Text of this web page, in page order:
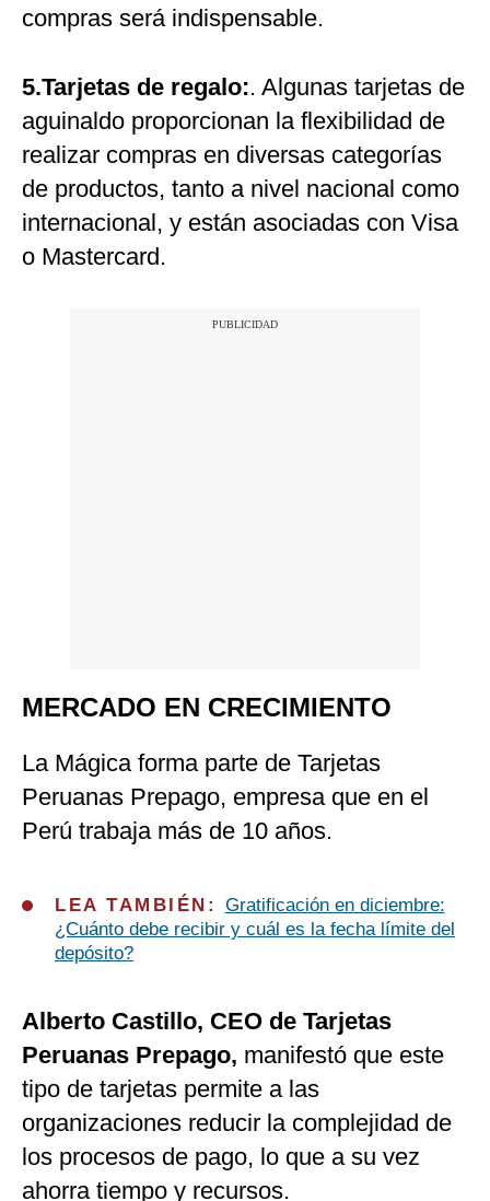
compras será indispensable.
5.Tarjetas de regalo:. Algunas tarjetas de
aguinaldo proporcionan la flexibilidad de
realizar compras en diversas categorías
de productos, tanto a nivel nacional como
internacional, y están asociadas con Visa
o Mastercard.
MERCADO EN CRECIMIENTO
La Mágica forma parte de Tarjetas
Peruanas Prepago, empresa que en el
Perú trabaja más de 10 años.
LEA TAMBIÉN: Gratificación en diciembre:
¿Cuánto debe recibir y cuál es la fecha límite del
depósito?
Alberto Castillo, CEO de Tarjetas
Peruanas Prepago, manifestó que este
tipo de tarjetas permite a las
organizaciones reducir la complejidad de
los procesos de pago, lo que a su vez
ahorra tiempo y recursos.